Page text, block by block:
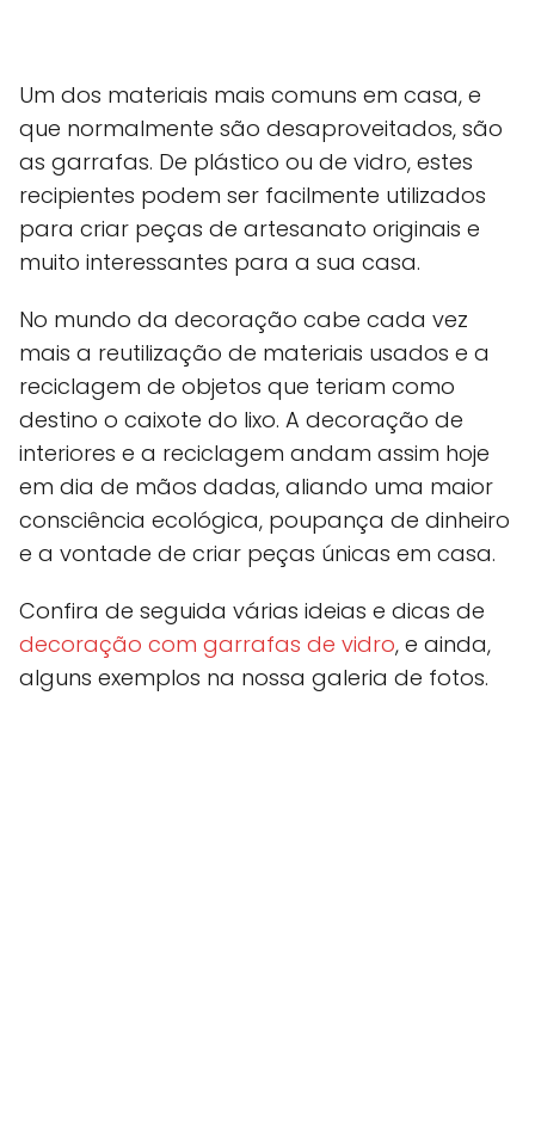
Um dos materiais mais comuns em casa, e
que normalmente são desaproveitados, são
as garrafas. De plástico ou de vidro, estes
recipientes podem ser facilmente utilizados
para criar peças de artesanato originais e
muito interessantes para a sua casa.
No mundo da decoração cabe cada vez
mais a reutilização de materiais usados e a
reciclagem de objetos que teriam como
destino o caixote do lixo. A decoração de
interiores e a reciclagem andam assim hoje
em dia de mãos dadas, aliando uma maior
consciência ecológica, poupança de dinheiro
e a vontade de criar peças únicas em casa.
Confira de seguida várias ideias e dicas de
decoração com garrafas de vidro, e ainda,
alguns exemplos na nossa galeria de fotos.